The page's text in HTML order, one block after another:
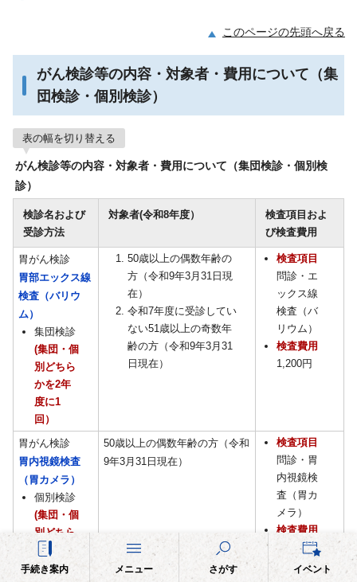
このページの先頭へ戻る
がん検診等の内容・対象者・費用について（集
団検診・個別検診）
表の幅を切り替える
がん検診等の内容・対象者・費用について（集団検診・個別検
診）
検診名および
受診方法
対象者(令和8年度）
検査項目およ
び検査費用
胃がん検診
胃部エックス線
検査（バリウ
ム）
集団検診
(集団・個
別どちら
かを2年
度に1
回）
50歳以上の偶数年齢の
方（令和9年3月31日現
在）
令和7年度に受診してい
ない51歳以上の奇数年
齢の方（令和9年3月31
日現在）
検査項目
問診・エ
ックス線
検査（バ
リウム）
検査費用
1,200円
胃がん検診
胃内視鏡検査
（胃カメラ）
個別検診
(集団・個
別どちら
かを2年
度に1
50歳以上の偶数年齢の方（令和
9年3月31日現在）
検査項目
問診・胃
内視鏡検
査（胃カ
メラ）
検査費用
3,200円
手続き案内 メニュー さがす イベント